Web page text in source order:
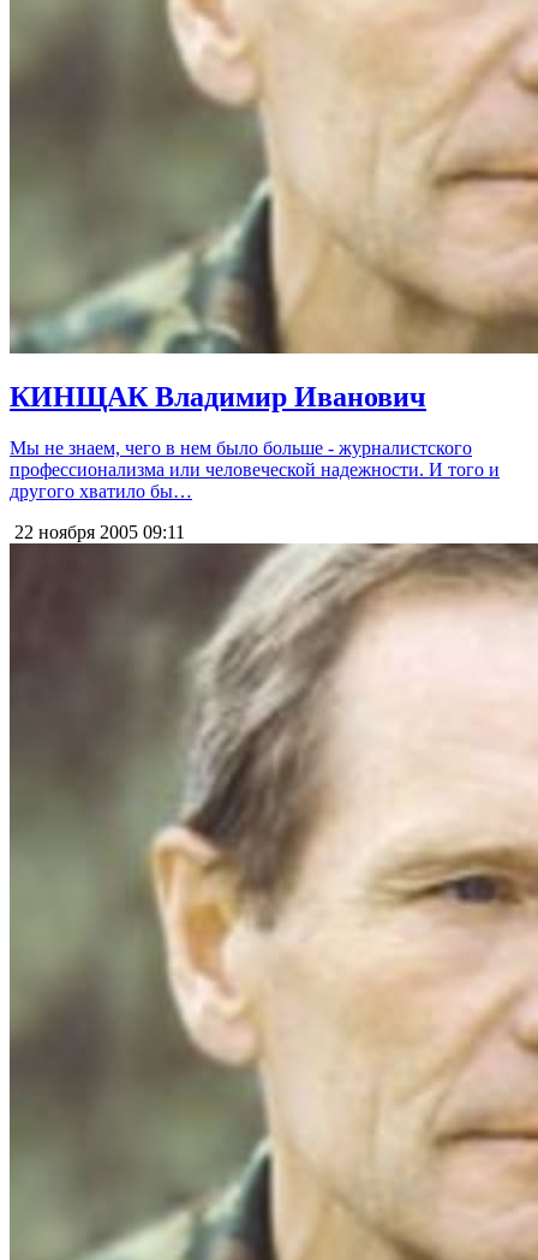
КИНЩАК Владимир Иванович
Мы не знаем, чего в нем было больше - журналистского
профессионализма или человеческой надежности. И того и
другого хватило бы…
22 ноября 2005 09:11